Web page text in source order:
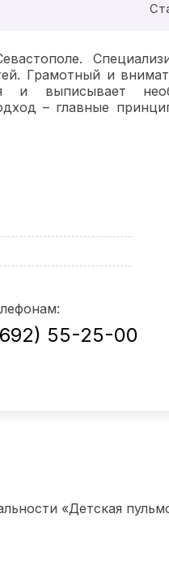
Грамотный и
и выписывает
– главные
55-25-00
«Детская